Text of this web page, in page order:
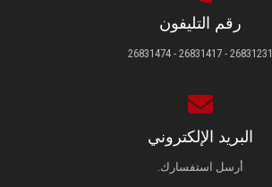
رقم التليفون
26831231 - 26831417 - 26831474
البريد الإلكتروني
أرسل استفسارك.